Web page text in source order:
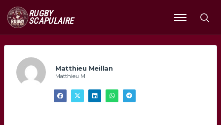
RUGBY
SCAPULAIRE
Ouvrir
le
Matthieu Meillan
Matthieu M